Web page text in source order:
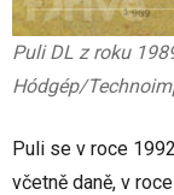
Puli DL z roku
Hódgép/
Puli se v roce
včetně daně, v